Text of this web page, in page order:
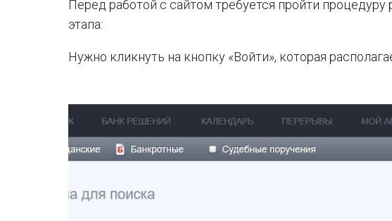
Перед работой с сайтом требуется пройти
этапа:
Нужно кликнуть на кнопку «Войти», которая